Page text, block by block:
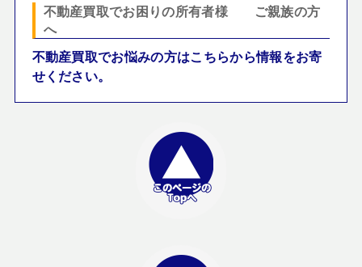
不動産買取でお困りの所有者様 ご親族の方
へ
不動産買取でお悩みの方はこちらから情報をお寄
せください。